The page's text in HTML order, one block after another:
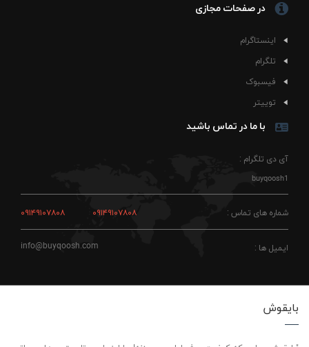
در صفحات مجازی
اینستاگرام
تلگرام
فیسبوک
توییتر
با ما در تماس باشید
آی دی تلگرام :
buyqoosh1
شماره های تماس : ۰۹۱۴۹۱۰۷۸۰۸ ۰۹۱۴۹۱۰۷۸۰۸
ایمیل ها : info@buyqoosh.com
بایقوش